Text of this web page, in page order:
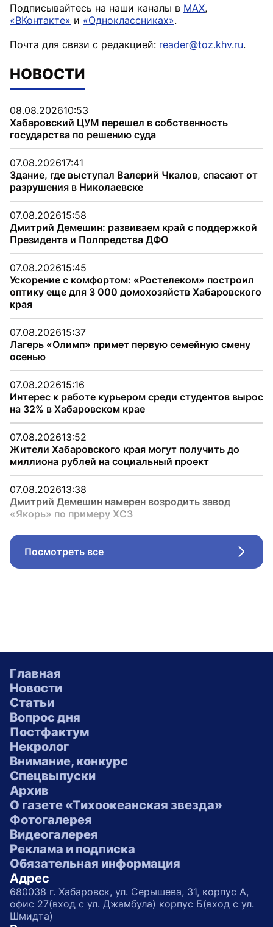
Подписывайтесь на наши каналы в MAX,
«ВКонтакте» и «Одноклассниках».
Почта для связи с редакцией: reader@toz.khv.ru.
НОВОСТИ
08.08.202610:53
Хабаровский ЦУМ перешел в собственность
государства по решению суда
07.08.202617:41
Здание, где выступал Валерий Чкалов, спасают от
разрушения в Николаевске
07.08.202615:58
Дмитрий Демешин: развиваем край с поддержкой
Президента и Полпредства ДФО
07.08.202615:45
Ускорение с комфортом: «Ростелеком» построил
оптику еще для 3 000 домохозяйств Хабаровского
края
07.08.202615:37
Лагерь «Олимп» примет первую семейную смену
осенью
07.08.202615:16
Интерес к работе курьером среди студентов вырос
на 32% в Хабаровском крае
07.08.202613:52
Жители Хабаровского края могут получить до
миллиона рублей на социальный проект
07.08.202613:38
Дмитрий Демешин намерен возродить завод
«Якорь» по примеру ХСЗ
Посмотреть все
Главная
Новости
Статьи
Вопрос дня
Постфактум
Некролог
Внимание, конкурс
Спецвыпуски
Архив
О газете «Тихоокеанская звезда»
Фотогалерея
Видеогалерея
Реклама и подписка
Обязательная информация
Адрес
680038 г. Хабаровск, ул. Серышева, 31, корпус А,
офис 27(вход с ул. Джамбула) корпус Б(вход с ул.
Шмидта)